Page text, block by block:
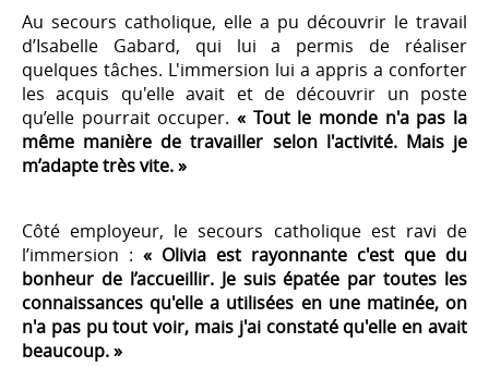
Au secours catholique, elle a pu découvrir le travail
d’Isabelle Gabard, qui lui a permis de réaliser
quelques tâches. L'immersion lui a appris a conforter
les acquis qu'elle avait et de découvrir un poste
qu’elle pourrait occuper. « Tout le monde n'a pas la
même manière de travailler selon l'activité. Mais je
m’adapte très vite. »
Côté employeur, le secours catholique est ravi de
l’immersion : « Olivia est rayonnante c'est que du
bonheur de l’accueillir. Je suis épatée par toutes les
connaissances qu'elle a utilisées en une matinée, on
n'a pas pu tout voir, mais j'ai constaté qu'elle en avait
beaucoup. »